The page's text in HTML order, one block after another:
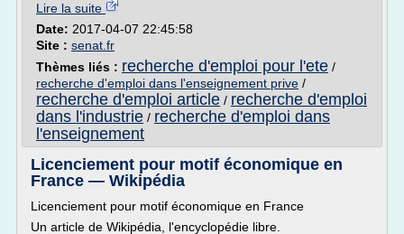
Lire la suite
Date: 2017-04-07 22:45:58
Site : senat.fr
Thèmes liés : recherche d'emploi pour l'ete /
recherche d'emploi dans l'enseignement prive /
recherche d'emploi article / recherche d'emploi
dans l'industrie / recherche d'emploi dans
l'enseignement
Licenciement pour motif économique en
France — Wikipédia
Licenciement pour motif économique en France
Un article de Wikipédia, l'encyclopédie libre.